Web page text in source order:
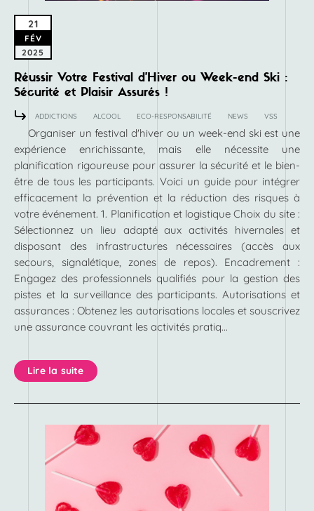
21
FÉV
2025
Réussir Votre Festival d’Hiver ou Week-end Ski :
Sécurité et Plaisir Assurés !
ADDICTIONS ALCOOL ECO-RESPONSABILITÉ NEWS VSS
Organiser un festival d'hiver ou un week-end ski est une
expérience enrichissante, mais elle nécessite une
planification rigoureuse pour assurer la sécurité et le bien-
être de tous les participants. Voici un guide pour intégrer
efficacement la prévention et la réduction des risques à
votre événement. 1. Planification et logistique Choix du site :
Sélectionnez un lieu adapté aux activités hivernales et
disposant des infrastructures nécessaires (accès aux
secours, signalétique, zones de repos). Encadrement :
Engagez des professionnels qualifiés pour la gestion des
pistes et la surveillance des participants. Autorisations et
assurances : Obtenez les autorisations locales et souscrivez
une assurance couvrant les activités pratiq...
Lire la suite